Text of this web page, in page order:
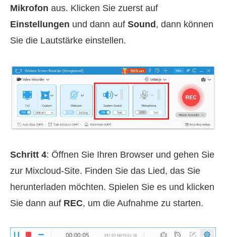
Mikrofon aus. Klicken Sie zuerst auf
Einstellungen und dann auf Sound , dann können
Sie die Lautstärke einstellen.
Schritt 4: Öffnen Sie Ihren Browser und gehen Sie
zur Mixcloud-Site. Finden Sie das Lied, das Sie
herunterladen möchten. Spielen Sie es und klicken
Sie dann auf REC, um die Aufnahme zu starten.